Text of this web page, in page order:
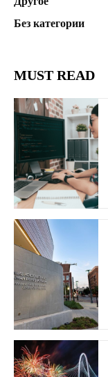
Без категории
MUST READ